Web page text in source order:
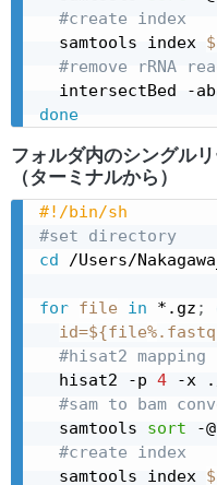
#create index
  samtools index
#remove rRNA
intersectBed -
done
フォルダ内のシングル
（ターミナルから）
#!/bin/sh
#set directory
cd /Users/
for file in *.gz ;
id=${file%
#hisat2 mapping
  hisat2 -p
4 -x ./
#sam to bam
  samtools
sort -@
#create index
  samtools index